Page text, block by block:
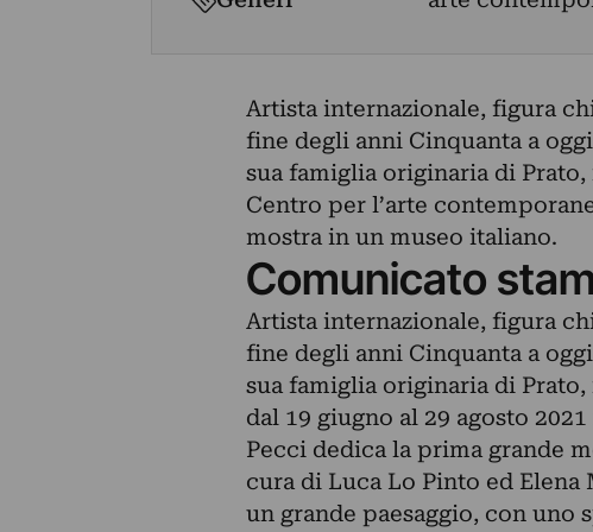
Artista internazionale, figura
fine degli anni Cinquanta a
sua famiglia originaria di
Centro per l’arte
mostra in un museo italiano.
Comunicato
Artista internazionale, figura
fine degli anni Cinquanta a
sua famiglia originaria di Prato,
dal 19 giugno al 29 agosto
Pecci dedica la prima grande
cura di Luca Lo Pinto ed Elena
un grande paesaggio, con